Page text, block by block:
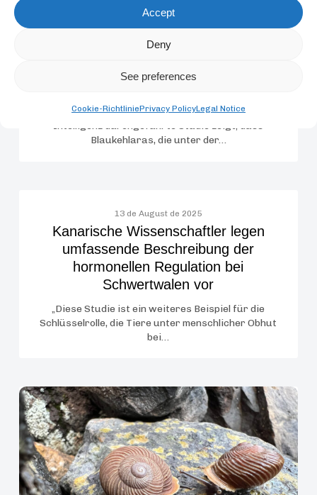
Accept
Deny
See preferences
Cookie-RichtliniePrivacy PolicyLegal Notice
bei
Die Loro Parque Fundación fördert eine
bahnbrechende Entdeckung zum
Lernverhalten bei Papageien
Eine vom Max-Planck-Institut für biologische
Intelligenz durchgeführte Studie zeigt, dass
Blaukehlaras, die unter der…
Wissenschaftler
legen
umfassende
Beschreibung
der
hormonellen
Regulation
13 de August de 2025
Kanarische Wissenschaftler legen
umfassende Beschreibung der
hormonellen Regulation bei
Schwertwalen vor
„Diese Studie ist ein weiteres Beispiel für die
Schlüsselrolle, die Tiere unter menschlicher Obhut
bei…
Die
Kanarischen
Inseln
verringern
die
Zahl